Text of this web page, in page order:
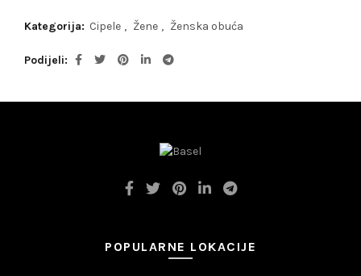
Kategorija: Cipele , Žene , Ženska obuća
Podijeli
POPULARNE LOKACIJE